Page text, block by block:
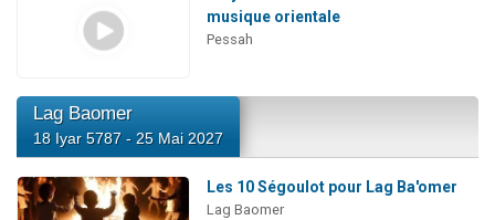
musique orientale
Pessah
Lag Baomer
18 Iyar 5787 - 25 Mai 2027
Les 10 Ségoulot pour Lag Ba'omer
Lag Baomer